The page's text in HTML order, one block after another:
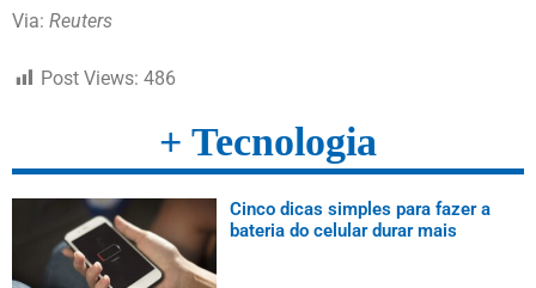
Via: Reuters
Post Views: 486
+ Tecnologia
Cinco dicas simples para fazer a
bateria do celular durar mais